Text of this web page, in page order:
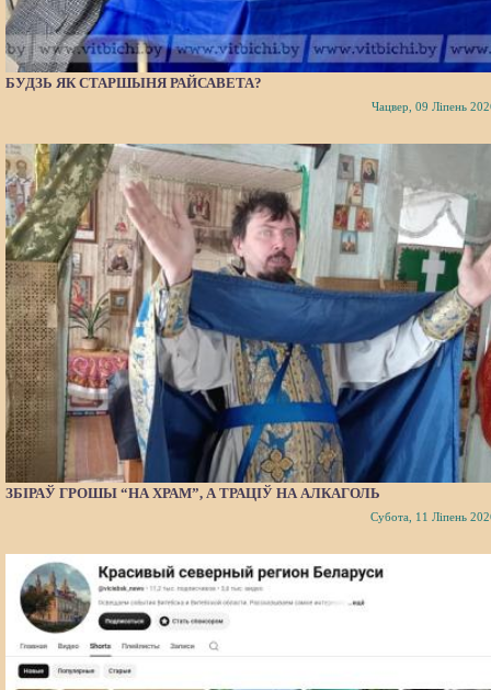
БУДЗЬ ЯК СТАРШЫНЯ РАЙСАВЕТА?
Чацвер, 09 Ліпень
ЗБІРАЎ ГРОШЫ “НА ХРАМ”, А ТРАЦІЎ НА АЛКАГОЛЬ
Субота, 11 Ліпень